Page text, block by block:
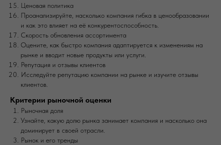
Ценовая политика
Проанализируйте, насколько компания гибка в ценообразовании
и как это влияет на её конкурентоспособность.
Скорость обновления ассортимента
Оцените, как быстро компания адаптируется к изменениям на
рынке и вводит новые продукты или услуги.
Репутация и отзывы клиентов
Исследуйте репутацию компании на рынке и изучите отзывы
клиентов.
Критерии рыночной оценки
Рыночная доля
Узнайте, какую долю рынка занимает компания и насколько она
доминирует в своей отрасли.
Рынок и его тренды